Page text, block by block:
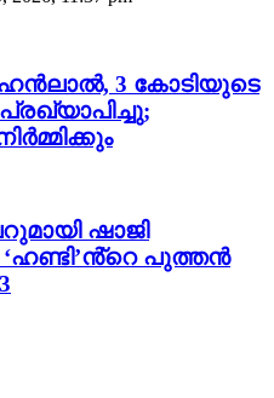
3 കോടിയുടെ
ഷാജി
പുത്തൻ